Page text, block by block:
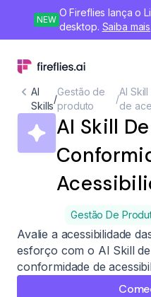
NEW
O Fireflies lança o
desktop. Saiba mais
AI
Skills
/
Gestão de
produto
/
AI
de
AI Skill
Gestão De
Avalie a acessibilidade
esforço com o AI Skill
conformidade de